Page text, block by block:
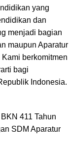
yang
dan
menjadi bagian
maupun Aparatur
berkomitmen
bagi
Indonesia.
411 Tahun
SDM Aparatur